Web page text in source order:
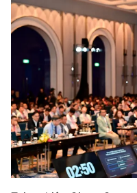
Câu chuyện quốc tế
Tài chính
Thị trường
Góc doanh nghiệp
Dữ liệu và đời sống
Truyền hình
Phim VTV
Hậu trường
Nhân vật
Khán giả
Giải trí
Điện ảnh
Âm nhạc
Sao
Đời sống
Du lịch
Giáo dục